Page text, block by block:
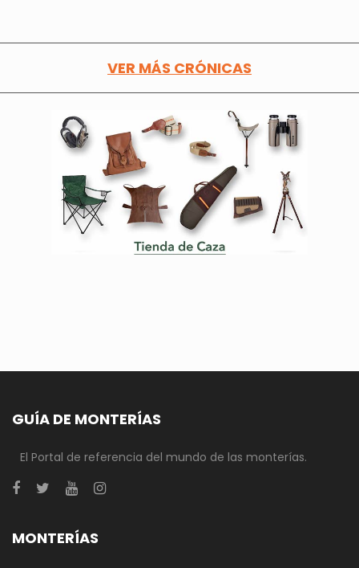
VER MÁS CRÓNICAS
GUÍA DE MONTERÍAS
El Portal de referencia del mundo de las monterías.
MONTERÍAS